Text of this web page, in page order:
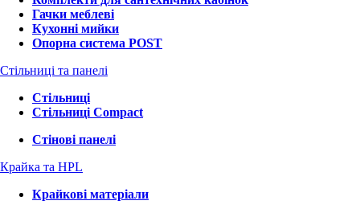
Гачки меблеві
Кухонні мийки
Опорна система POST
Стільниці та панелі
Стільниці
Стільниці Compact
Стінові панелі
Крайка та HPL
Крайкові матеріали